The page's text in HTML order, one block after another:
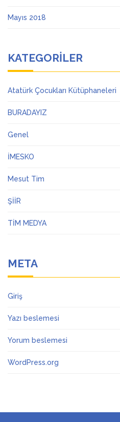
Mayıs 2018
KATEGORILER
Atatürk Çocukları Kütüphaneleri
BURADAYIZ
Genel
İMESKO
Mesut Tim
ŞİİR
TİM MEDYA
META
Giriş
Yazı beslemesi
Yorum beslemesi
WordPress.org